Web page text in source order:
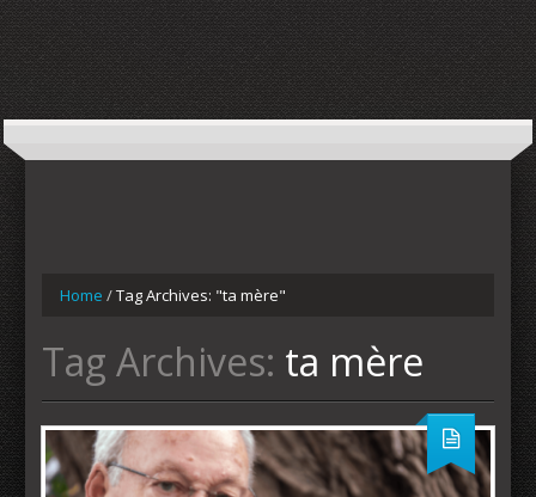
Home /Tag Archives: "ta mère"
Tag Archives: ta mère